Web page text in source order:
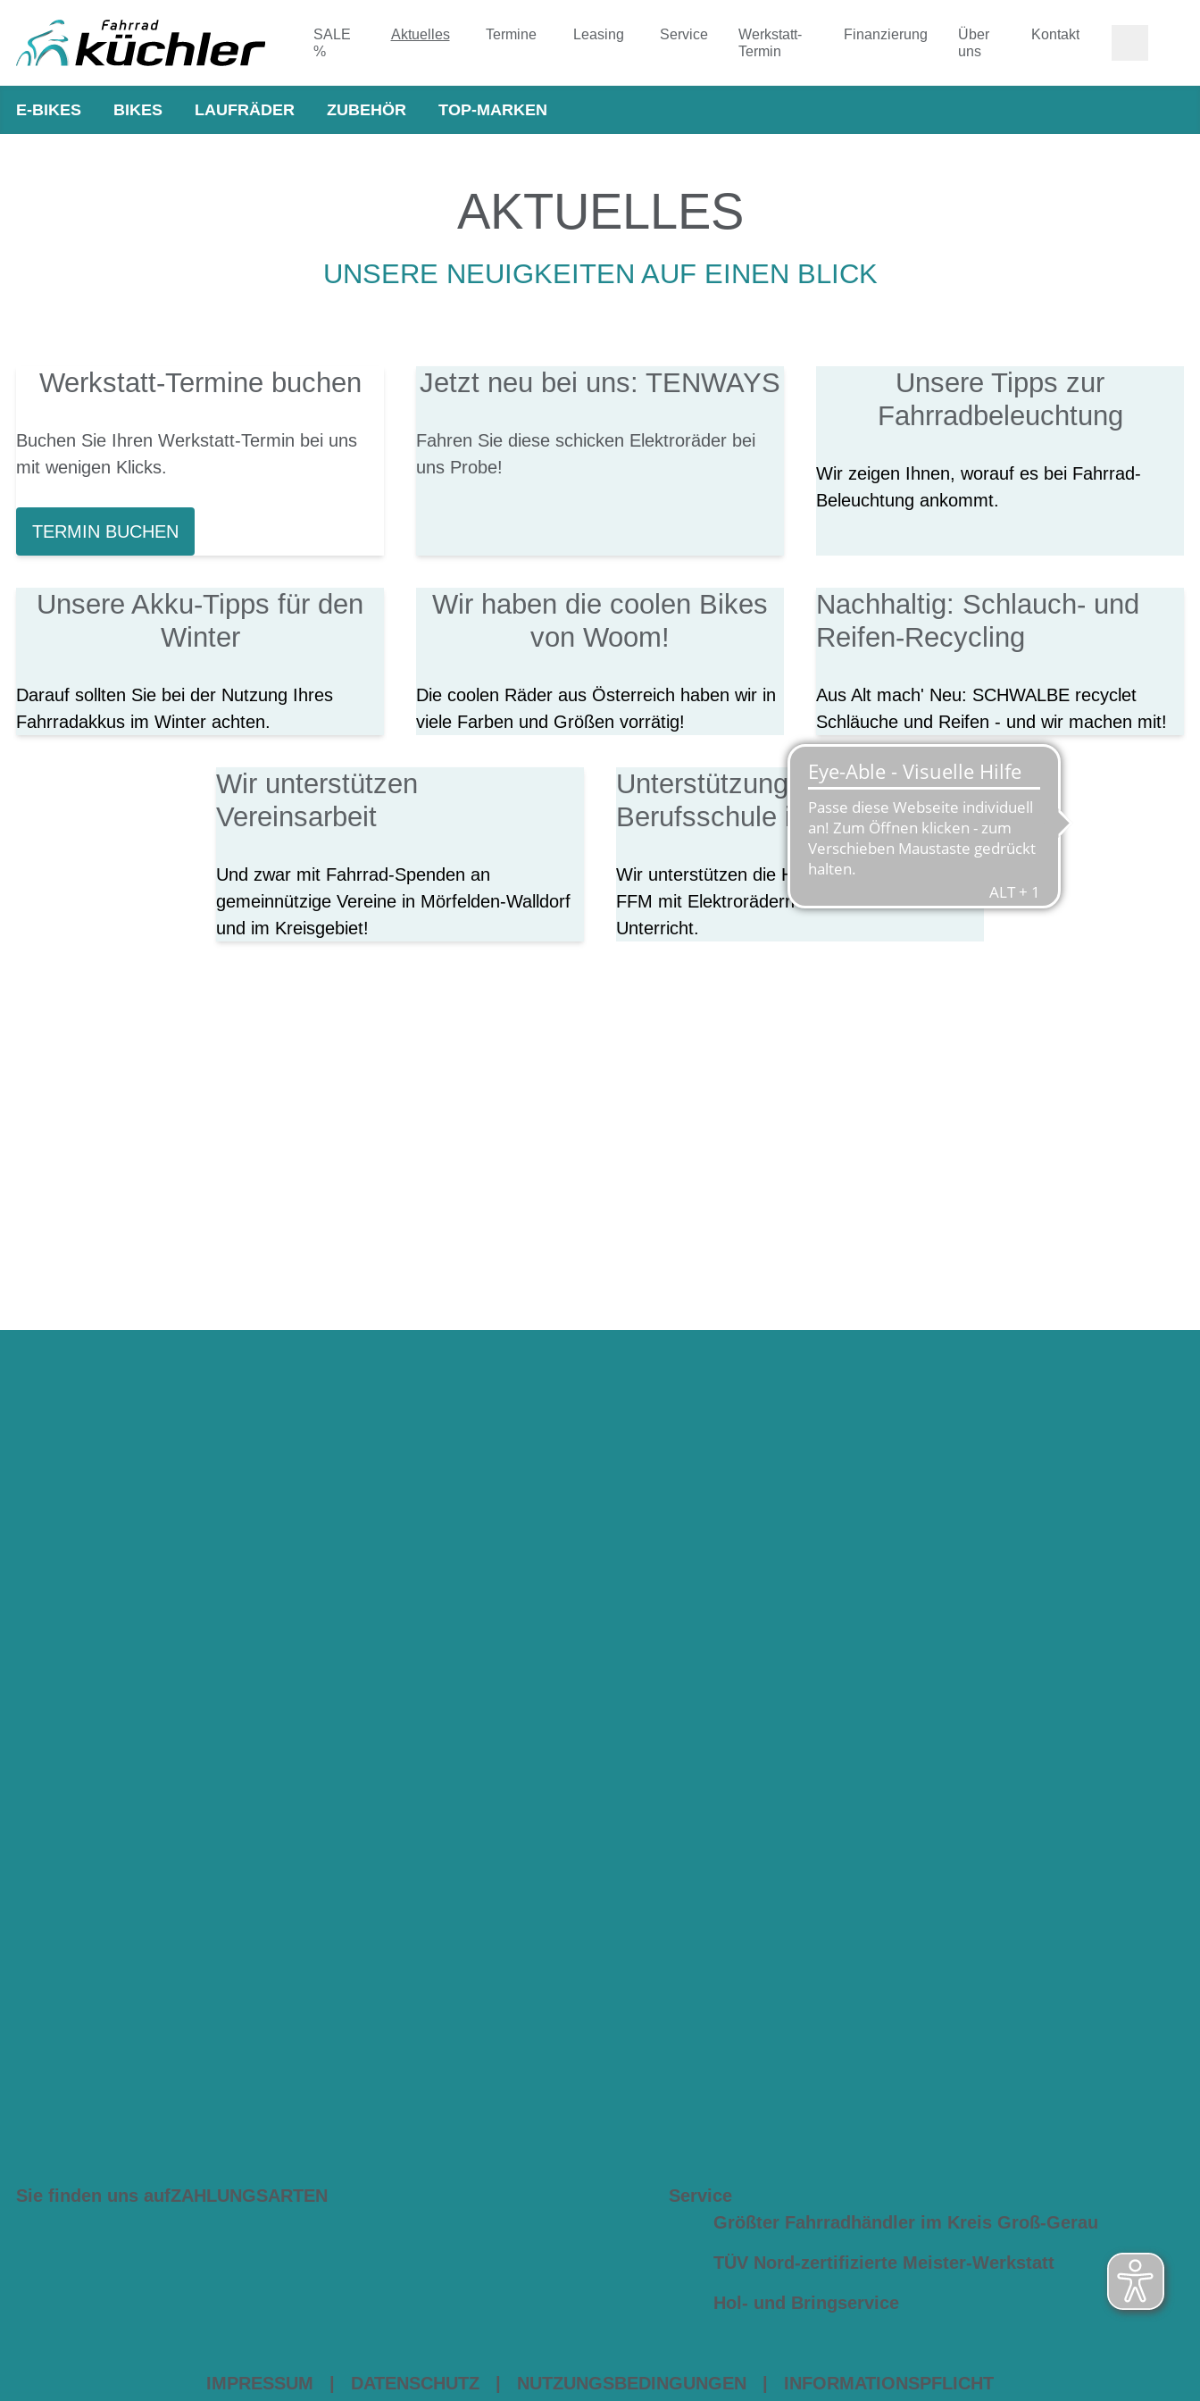
SALE
%
Aktuelles Termine Leasing Service
Werkstatt-
Termin
Finanzierung
Über
uns
Kontakt
E-BIKES BIKES LAUFRÄDER ZUBEHÖR TOP-MARKEN
AKTUELLES
UNSERE NEUIGKEITEN AUF EINEN BLICK
Werkstatt-Termine buchen
Buchen Sie Ihren Werkstatt-Termin bei uns
mit wenigen Klicks.
TERMIN BUCHEN
Jetzt neu bei uns: TENWAYS
Fahren Sie diese schicken Elektroräder bei
uns Probe!
Unsere Tipps zur
Fahrradbeleuchtung
Wir zeigen Ihnen, worauf es bei Fahrrad-
Beleuchtung ankommt.
Unsere Akku-Tipps für den
Winter
Darauf sollten Sie bei der Nutzung Ihres
Fahrradakkus im Winter achten.
Wir haben die coolen Bikes
von Woom!
Die coolen Räder aus Österreich haben wir in
viele Farben und Größen vorrätig!
Nachhaltig: Schlauch- und
Reifen-Recycling
Aus Alt mach' Neu: SCHWALBE recyclet
Schläuche und Reifen - und wir machen mit!
Wir unterstützen
Vereinsarbeit
Und zwar mit Fahrrad-Spenden an
gemeinnützige Vereine in Mörfelden-Walldorf
und im Kreisgebiet!
Unterstützung für
Berufsschule in FFM
Wir unterstützen die Heinrich-Kleyer-Schule in
FFM mit Elektrorädern für den Praxis-
Unterricht.
Sie finden uns aufZAHLUNGSARTEN
Service
Größter Fahrradhändler im Kreis Groß-Gerau
TÜV Nord-zertifizierte Meister-Werkstatt
Hol- und Bringservice
IMPRESSUM DATENSCHUTZ NUTZUNGSBEDINGUNGEN INFORMATIONSPFLICHT